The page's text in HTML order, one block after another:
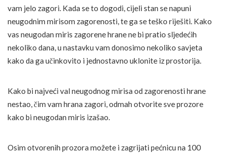
vam jelo zagori. Kada se to dogodi, cijeli stan se napuni
neugodnim mirisom zagorenosti, te ga se teško riješiti. Kako
vas neugodan miris zagorene hrane ne bi pratio sljedećih
nekoliko dana, u nastavku vam donosimo nekoliko savjeta
kako da ga učinkovito i jednostavno uklonite iz prostorija.
Kako bi najveći val neugodnog mirisa od zagorenosti hrane
nestao, čim vam hrana zagori, odmah otvorite sve prozore
kako bi neugodan miris izašao.
Osim otvorenih prozora možete i zagrijati pećnicu na 100